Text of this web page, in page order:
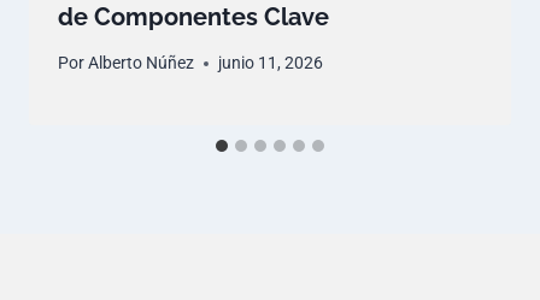
de Componentes Clave
PorAlberto Núñez junio 11, 2026